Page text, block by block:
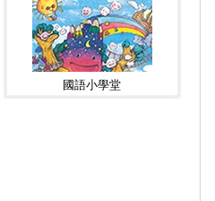
國語小學堂